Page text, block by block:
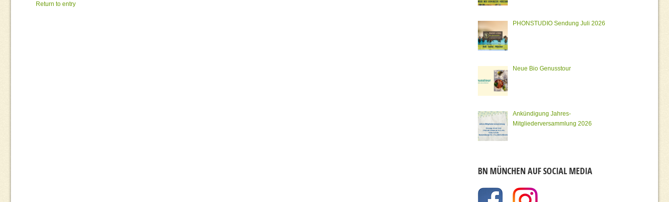
Return to entry
PHONSTUDIO Sendung Juli 2026
Neue Bio Genusstour
Ankündigung Jahres-
Mitgliederversammlung 2026
BN MÜNCHEN AUF SOCIAL MEDIA